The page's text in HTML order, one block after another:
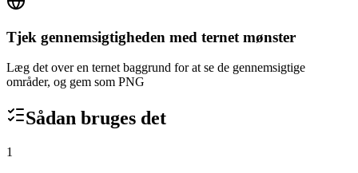
Tjek gennemsigtigheden med ternet mønster
Læg det over en ternet baggrund for at se de gennemsigtige
områder, og gem som PNG
Sådan bruges det
1